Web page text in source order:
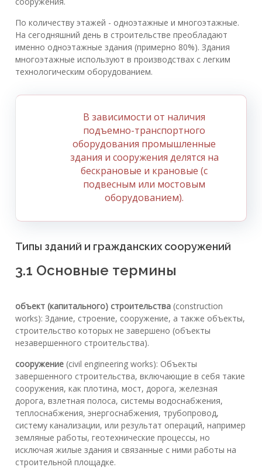
По количеству этажей - одноэтажные и многоэтажные.
На сегодняшний день в строительстве преобладают
именно одноэтажные здания (примерно 80%). Здания
многоэтажные используют в производствах с легким
технологическим оборудованием.
В зависимости от наличия
подъемно-транспортного
оборудования промышленные
здания и сооружения делятся на
бескрановые и крановые (с
подвесным или мостовым
оборудованием).
Типы зданий и гражданских сооружений
3.1 Основные термины
объект (капитального) строительства (construction
works): Здание, строение, сооружение, а также объекты,
строительство которых не завершено (объекты
незавершенного строительства).
сооружение (civil engineering works): Объекты
завершенного строительства, включающие в себя такие
сооружения, как плотина, мост, дорога, железная
дорога, взлетная полоса, системы водоснабжения,
теплоснабжения, энергоснабжения, трубопровод,
систему канализации, или результат операций, например
земляные работы, геотехнические процессы, но
исключая жилые здания и связанные с ними работы на
строительной площадке.